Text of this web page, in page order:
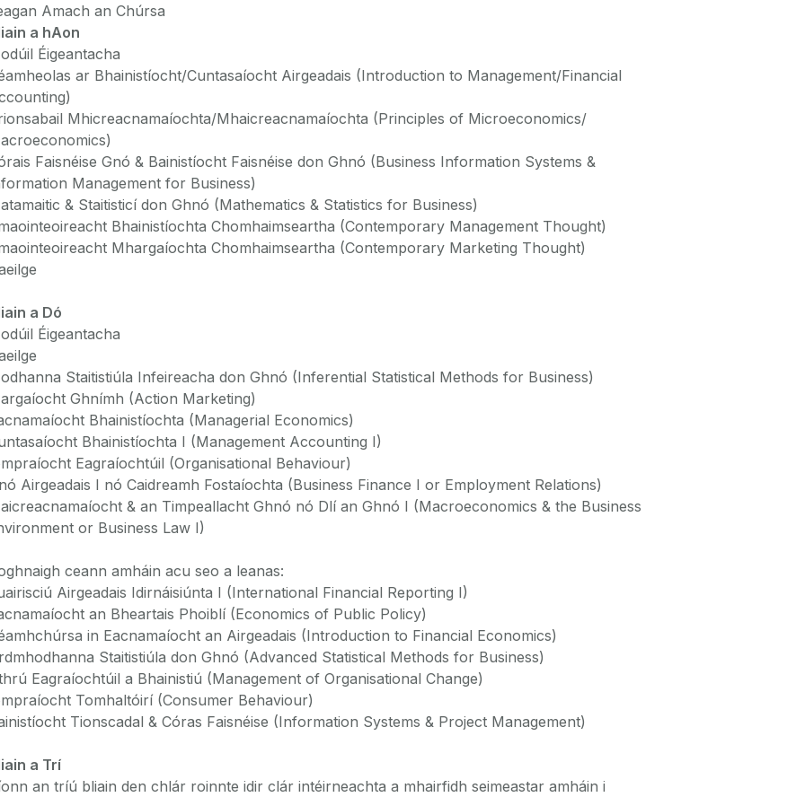
Amach an Chúrsa
a hAon
Éigeantacha
ar Bhainistíocht/Cuntasaíocht Airgeadais (Introduction to Management/Financial
Mhicreacnamaíochta/Mhaicreacnamaíochta (Principles of Microeconomics/
Faisnéise Gnó & Bainistíocht Faisnéise don Ghnó (Business Information Systems &
Management for Business)
& Staitisticí don Ghnó (Mathematics & Statistics for Business)
Bhainistíochta Chomhaimseartha (Contemporary Management Thought)
Mhargaíochta Chomhaimseartha (Contemporary Marketing Thought)
a Dó
Éigeantacha
Staitistiúla Infeireacha don Ghnó (Inferential Statistical Methods for Business)
Ghnímh (Action Marketing)
Bhainistíochta (Managerial Economics)
Bhainistíochta I (Management Accounting I)
Eagraíochtúil (Organisational Behaviour)
Airgeadais I nó Caidreamh Fostaíochta (Business Finance I or Employment Relations)
& an Timpeallacht Ghnó nó Dlí an Ghnó I (Macroeconomics & the Business
or Business Law I)
ceann amháin acu seo a leanas:
Airgeadais Idirnáisiúnta I (International Financial Reporting I)
an Bheartais Phoiblí (Economics of Public Policy)
in Eacnamaíocht an Airgeadais (Introduction to Financial Economics)
Staitistiúla don Ghnó (Advanced Statistical Methods for Business)
Eagraíochtúil a Bhainistiú (Management of Organisational Change)
Tomhaltóirí (Consumer Behaviour)
Tionscadal & Córas Faisnéise (Information Systems & Project Management)
a Trí
an tríú bliain den chlár roinnte idir clár intéirneachta a mhairfidh seimeastar amháin i